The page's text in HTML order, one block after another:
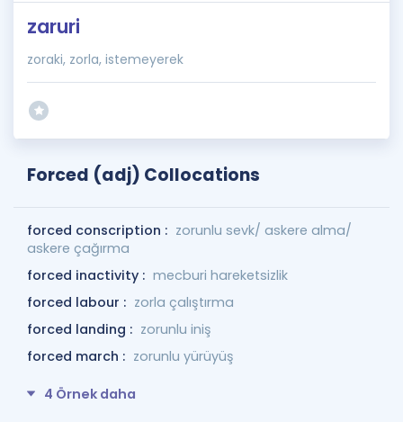
zaruri
zoraki, zorla, istemeyerek
Forced (adj) Collocations
forced conscription : zorunlu sevk/ askere alma/
askere çağırma
forced inactivity : mecburi hareketsizlik
forced labour : zorla çalıştırma
forced landing : zorunlu iniş
forced march : zorunlu yürüyüş
4 Örnek daha